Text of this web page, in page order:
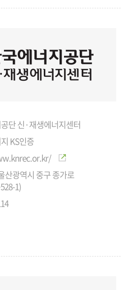
단 신·재생에너지센터
KS인증
산광역시 중구 종가로
1)